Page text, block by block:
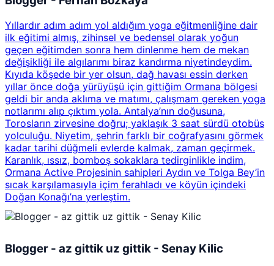
Yıllardır adım adım yol aldığım yoga eğitmenliğine dair
ilk eğitimi almış, zihinsel ve bedensel olarak yoğun
geçen eğitimden sonra hem dinlenme hem de mekan
değişikliği ile algılarımı biraz kandırma niyetindeydim.
Kıyıda köşede bir yer olsun, dağ havası essin derken
yıllar önce doğa yürüyüşü için gittiğim Ormana bölgesi
geldi bir anda aklıma ve matımı, çalışmam gereken yoga
notlarımı alıp çıktım yola. Antalya’nın doğusuna,
Torosların zirvesine doğru; yaklaşık 3 saat sürdü otobüs
yolculuğu. Niyetim, şehrin farklı bir coğrafyasını görmek
kadar tarihi düğmeli evlerde kalmak, zaman geçirmek.
Karanlık, ıssız, bomboş sokaklara tedirginlikle indim,
Ormana Active Projesinin sahipleri Aydın ve Tolga Bey’in
sıcak karşılamasıyla içim ferahladı ve köyün içindeki
Doğan Konağı’na yerleştim.
Blogger - az gittik uz gittik - Senay Kilic